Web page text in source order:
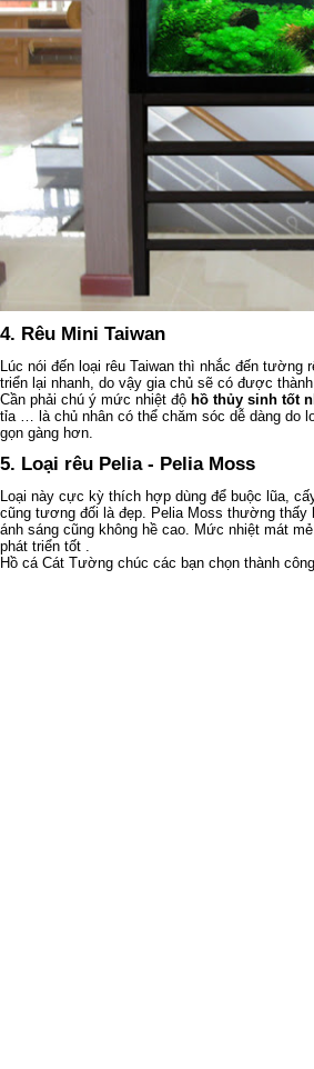
4. Rêu Mini Taiwan
Lúc nói đến loại rêu Taiwan thì nhắc đến
triển lại nhanh, do vậy gia chủ sẽ có được
Cần phải chú ý mức nhiệt độ hồ thủy sinh tốt
tỉa … là chủ nhân có thể chăm sóc dễ dàng do
gọn gàng hơn.
5. Loại rêu Pelia - Pelia Moss
Loại này cực kỳ thích hợp dùng để buộc lũa,
cũng tương đối là đẹp. Pelia Moss thường
ánh sáng cũng không hề cao. Mức nhiệt mát
phát triển tốt .
Hồ cá Cát Tường chúc các bạn chọn thành